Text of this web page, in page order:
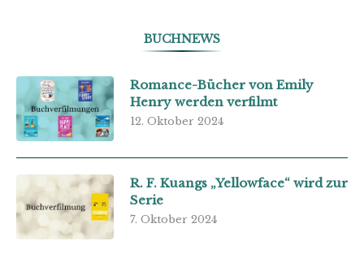
BUCHNEWS
Romance-Bücher von Emily
Henry werden verfilmt
12. Oktober 2024
R. F. Kuangs „Yellowface“ wird zur
Serie
7. Oktober 2024